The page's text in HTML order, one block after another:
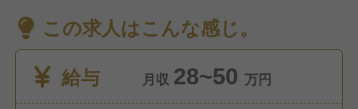
この求人はこんな感じ。
給与
月収 28~50 万円